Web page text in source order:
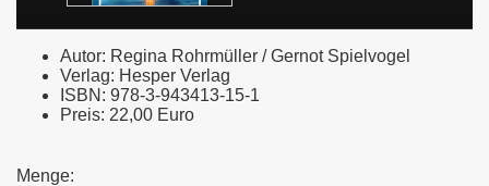
Autor: Regina Rohrmüller / Gernot Spielvogel
Verlag: Hesper Verlag
ISBN: 978-3-943413-15-1
Preis: 22,00 Euro
Menge: